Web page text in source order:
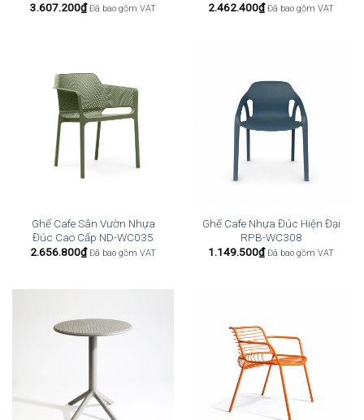
3.607.200₫ Đã bao gồm VAT
2.462.400₫ Đã bao gồm VAT
Ghế Cafe Sân Vườn Nhựa
Đúc Cao Cấp ND-WC035
2.656.800₫ Đã bao gồm VAT
Ghế Cafe Nhựa Đúc Hiện Đại
RPB-WC308
1.149.500₫ Đã bao gồm VAT